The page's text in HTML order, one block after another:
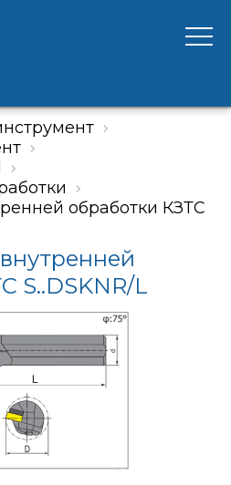
обработки КЗТС
S..DSKNR/L